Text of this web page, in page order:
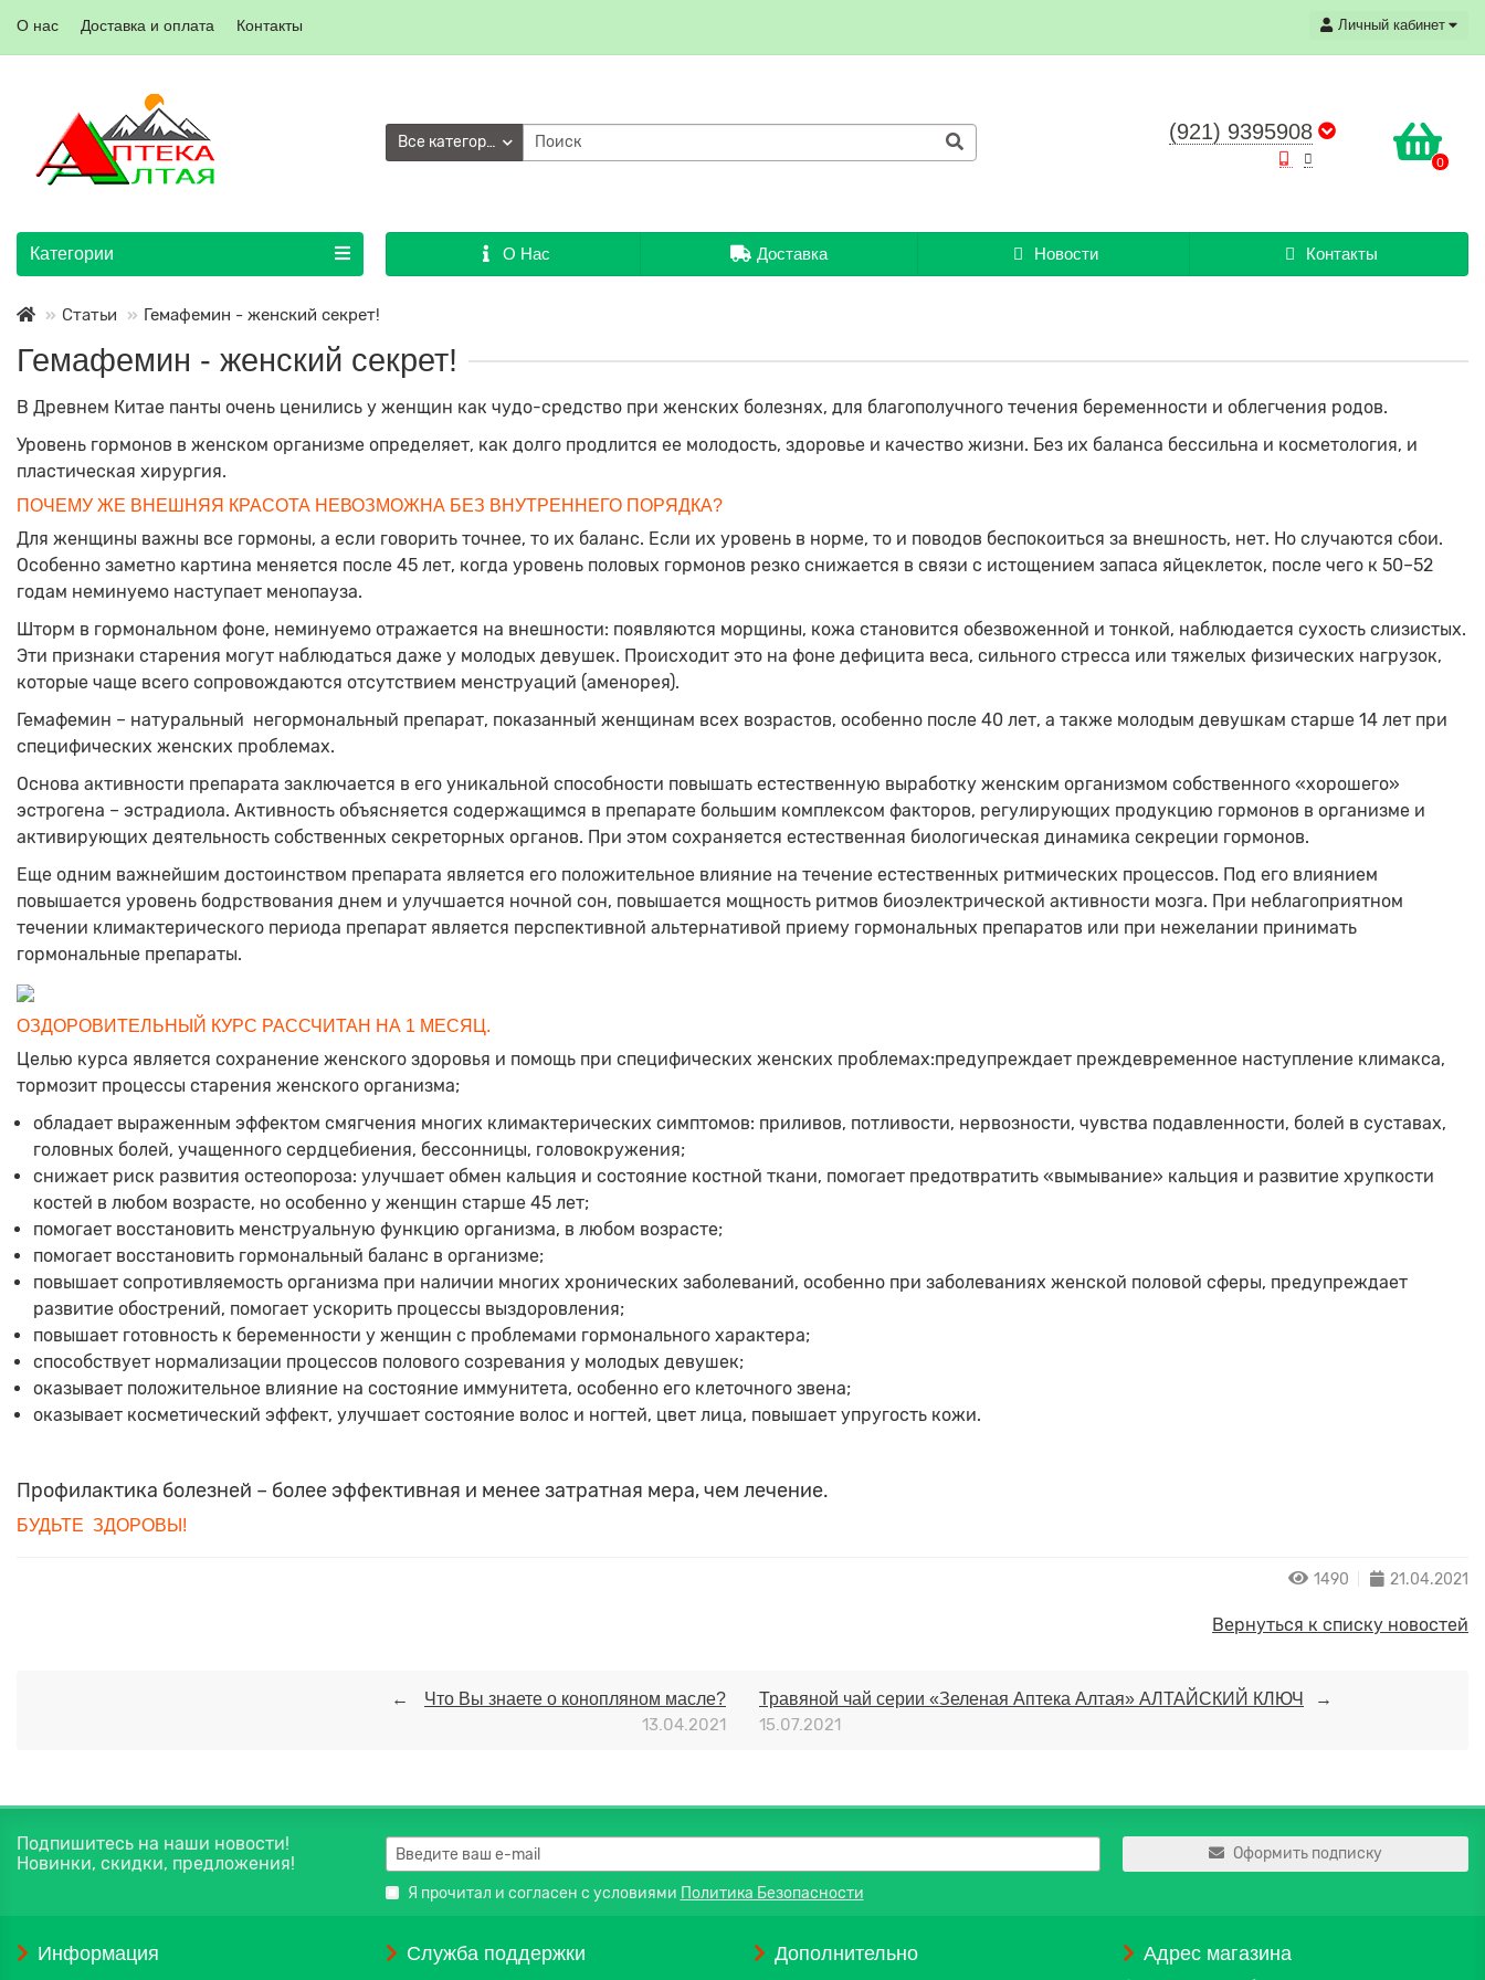
Личный кабинет
О нас Доставка и оплата Контакты
(921) 9395908
0
Все категории
Категории О Нас Доставка Новости Контакты
Статьи Гемафемин - женский секрет!
Гемафемин - женский секрет!
В Древнем Китае панты очень ценились у женщин как чудо-средство при женских болезнях, для благополучного течения беременности и облегчения родов.
Уровень гормонов в женском организме определяет, как долго продлится ее молодость, здоровье и качество жизни. Без их баланса бессильна и косметология, и
пластическая хирургия.
ПОЧЕМУ ЖЕ ВНЕШНЯЯ КРАСОТА НЕВОЗМОЖНА БЕЗ ВНУТРЕННЕГО ПОРЯДКА?
Для женщины важны все гормоны, а если говорить точнее, то их баланс. Если их уровень в норме, то и поводов беспокоиться за внешность, нет. Но случаются сбои.
Особенно заметно картина меняется после 45 лет, когда уровень половых гормонов резко снижается в связи с истощением запаса яйцеклеток, после чего к 50–52
годам неминуемо наступает менопауза.
Шторм в гормональном фоне, неминуемо отражается на внешности: появляются морщины, кожа становится обезвоженной и тонкой, наблюдается сухость слизистых.
Эти признаки старения могут наблюдаться даже у молодых девушек. Происходит это на фоне дефицита веса, сильного стресса или тяжелых физических нагрузок,
которые чаще всего сопровождаются отсутствием менструаций (аменорея).
Гемафемин – натуральный негормональный препарат, показанный женщинам всех возрастов, особенно после 40 лет, а также молодым девушкам старше 14 лет при
специфических женских проблемах.
Основа активности препарата заключается в его уникальной способности повышать естественную выработку женским организмом собственного «хорошего»
эстрогена – эстрадиола. Активность объясняется содержащимся в препарате большим комплексом факторов, регулирующих продукцию гормонов в организме и
активирующих деятельность собственных секреторных органов. При этом сохраняется естественная биологическая динамика секреции гормонов.
Еще одним важнейшим достоинством препарата является его положительное влияние на течение естественных ритмических процессов. Под его влиянием
повышается уровень бодрствования днем и улучшается ночной сон, повышается мощность ритмов биоэлектрической активности мозга. При неблагоприятном
течении климактерического периода препарат является перспективной альтернативой приему гормональных препаратов или при нежелании принимать
гормональные препараты.
ОЗДОРОВИТЕЛЬНЫЙ КУРС РАССЧИТАН НА 1 МЕСЯЦ.
Целью курса является сохранение женского здоровья и помощь при специфических женских проблемах:предупреждает преждевременное наступление климакса,
тормозит процессы старения женского организма;
обладает выраженным эффектом смягчения многих климактерических симптомов: приливов, потливости, нервозности, чувства подавленности, болей в суставах,
головных болей, учащенного сердцебиения, бессонницы, головокружения;
снижает риск развития остеопороза: улучшает обмен кальция и состояние костной ткани, помогает предотвратить «вымывание» кальция и развитие хрупкости
костей в любом возрасте, но особенно у женщин старше 45 лет;
помогает восстановить менструальную функцию организма, в любом возрасте;
помогает восстановить гормональный баланс в организме;
повышает сопротивляемость организма при наличии многих хронических заболеваний, особенно при заболеваниях женской половой сферы, предупреждает
развитие обострений, помогает ускорить процессы выздоровления;
повышает готовность к беременности у женщин с проблемами гормонального характера;
способствует нормализации процессов полового созревания у молодых девушек;
оказывает положительное влияние на состояние иммунитета, особенно его клеточного звена;
оказывает косметический эффект, улучшает состояние волос и ногтей, цвет лица, повышает упругость кожи.
Профилактика болезней – более эффективная и менее затратная мера, чем лечение.
БУДЬТЕ ЗДОРОВЫ!
1490 21.04.2021
Вернуться к списку новостей
Что Вы знаете о конопляном масле?
13.04.2021
Травяной чай серии «Зеленая Аптека Алтая» АЛТАЙСКИЙ КЛЮЧ
15.07.2021
Подпишитесь на наши новости!
Новинки, скидки, предложения!
Я прочитал и согласен с условиями Политика Безопасности
Оформить подписку
Информация Служба поддержки Дополнительно Адрес магазина